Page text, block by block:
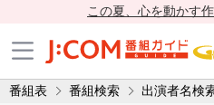
この夏、心を動かす
番組表 番組検索 出演者名検